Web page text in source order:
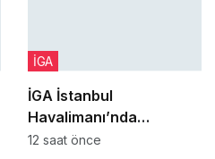
İGA İstanbul
Havalimanı’nda
erişilebilirliğe katkı
İGA
12 saat önce